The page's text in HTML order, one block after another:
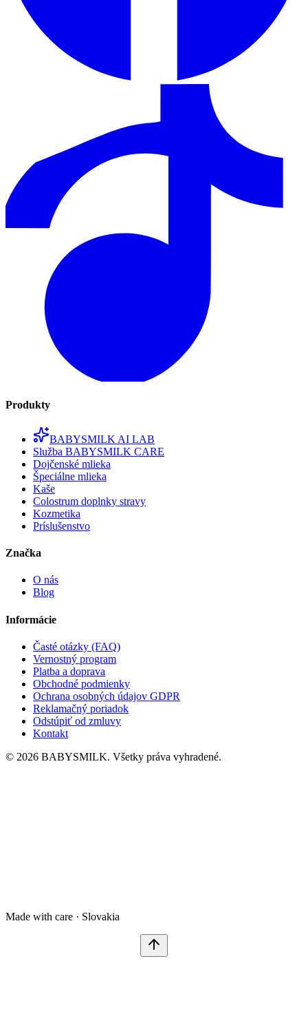
Produkty
BABYSMILK AI LAB
Služba BABYSMILK CARE
Dojčenské mlieka
Špeciálne mlieka
Kaše
Colostrum doplnky stravy
Kozmetika
Príslušenstvo
Značka
O nás
Blog
Informácie
Časté otázky (FAQ)
Vernostný program
Platba a doprava
Obchodné podmienky
Ochrana osobných údajov GDPR
Reklamačný poriadok
Odstúpiť od zmluvy
Kontakt
© 2026 BABYSMILK. Všetky práva vyhradené.
Made with care · Slovakia